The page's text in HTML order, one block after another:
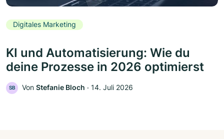
Digitales Marketing
KI und Automatisierung: Wie du
deine Prozesse in 2026 optimierst
SB Von Stefanie Bloch ‧ 14. Juli 2026